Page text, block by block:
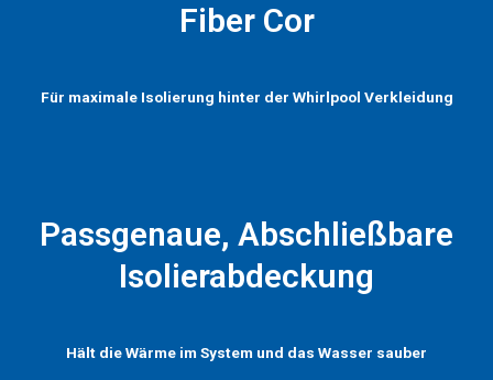
Fiber Cor
Für maximale Isolierung hinter der Whirlpool Verkleidung
Passgenaue, Abschließbare
Isolierabdeckung
Hält die Wärme im System und das Wasser sauber